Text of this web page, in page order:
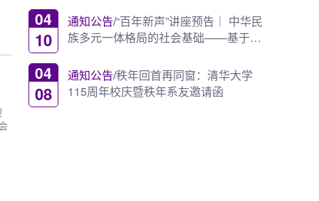
04
10
通知公告/“百年新声”讲座预告｜ 中华民
族多元一体格局的社会基础——基于
04
08
通知公告/秩年回首再同窗：清华大学
115周年校庆暨秩年系友邀请函